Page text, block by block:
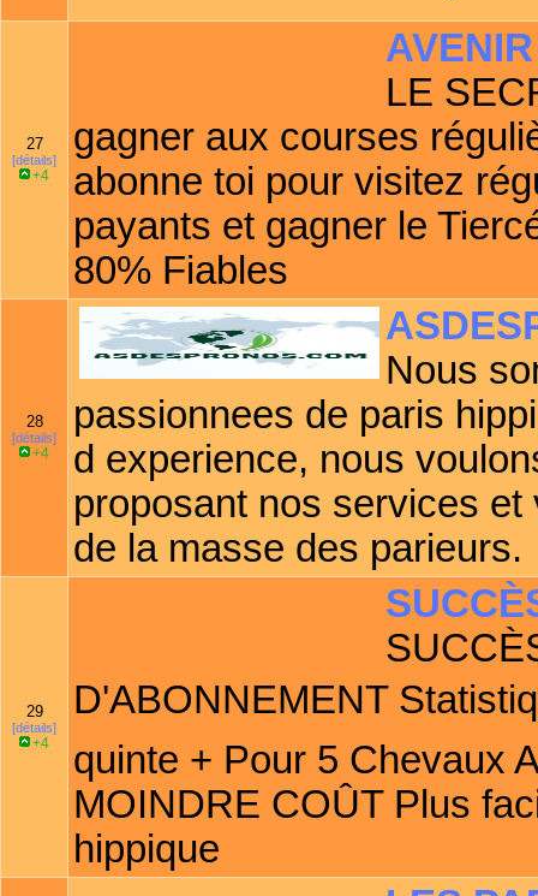
27
[détails]
+4
AVENIR
LE
gagner aux courses
abonne toi pour visitez
payants et gagner le
80% Fiables
28
[détails]
+4
Nous
passionnees de paris
d experience, nous
proposant nos services
de la masse des parieurs.
29
[détails]
+4
D'ABONNEMENT
quinte + Pour 5 Chevaux
MOINDRE COÛT Plus
hippique